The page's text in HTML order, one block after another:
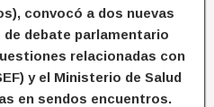
convocó a dos nuevas
debate parlamentario
relacionadas con
y el Ministerio de Salud
en sendos encuentros.